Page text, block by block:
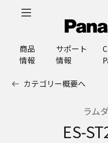
商品
情報
サポート
情報
カテゴリー概要へ
ラム
ES-